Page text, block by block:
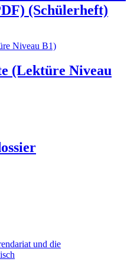
(Schülerheft)
(Lektüre Niveau